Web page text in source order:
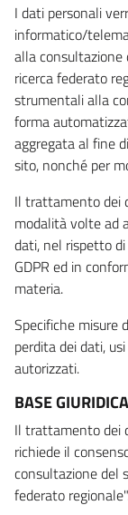
I dati personali
informatico/
alla
ricerca federato
strumentali alla
forma
aggregata al fine
sito, nonché per
Il trattamento dei
modalità volte ad
dati, nel rispetto
GDPR ed in
materia.
Specifiche misure
perdita dei dati,
autorizzati.
BASE
Il trattamento dei
richiede il
consultazione del
federato